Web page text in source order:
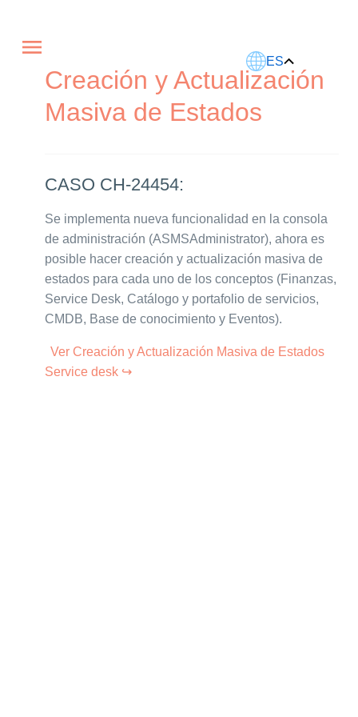
ES
Creación y Actualización
Masiva de Estados
CASO CH-24454:
Se implementa nueva funcionalidad en la consola
de administración (ASMSAdministrator), ahora es
posible hacer creación y actualización masiva de
estados para cada uno de los conceptos (Finanzas,
Service Desk, Catálogo y portafolio de servicios,
CMDB, Base de conocimiento y Eventos).
Ver Creación y Actualización Masiva de Estados
Service desk ↪